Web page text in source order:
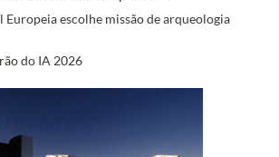
Europeia escolhe missão de arqueologia
do IA 2026